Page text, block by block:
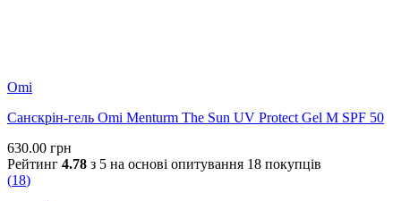
Omi
Санскрін-гель Omi Menturm The Sun UV Protect Gel M SPF 50
630.00 грн
Рейтинг 4.78 з 5 на основі опитування 18 покупців
(18)